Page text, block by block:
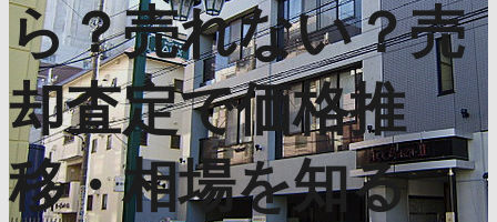
ら？売れない？売
却査定で価格推
移・相場を知る